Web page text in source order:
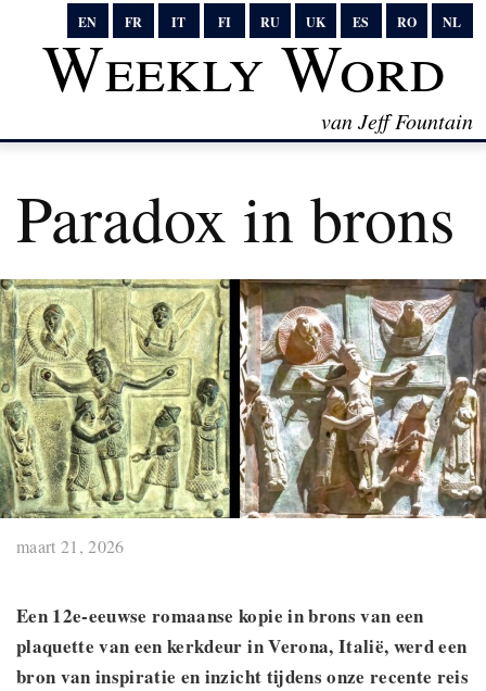
EN FR IT FI RU UK ES RO NL
Weekly Word
van Jeff Fountain
Paradox in brons
maart 21, 2026
Een 12e-eeuwse romaanse kopie in brons van een
plaquette van een kerkdeur in Verona, Italië, werd een
bron van inspiratie en inzicht tijdens onze recente reis